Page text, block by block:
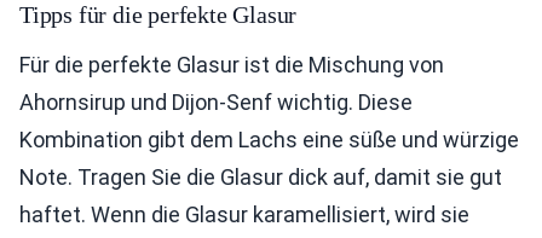
Tipps für die perfekte Glasur
Für die perfekte Glasur ist die Mischung von
Ahornsirup und Dijon-Senf wichtig. Diese
Kombination gibt dem Lachs eine süße und würzige
Note. Tragen Sie die Glasur dick auf, damit sie gut
haftet. Wenn die Glasur karamellisiert, wird sie